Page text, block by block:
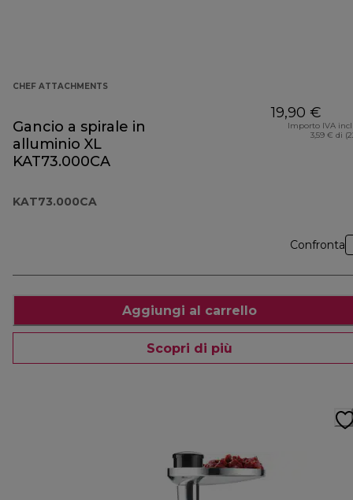
CHEF ATTACHMENTS
Gancio a spirale in
alluminio XL
KAT73.000CA
KAT73.000CA
19,90 €
Importo IVA
3,59 € di
Confronta
Aggiungi al carrello
Scopri di più